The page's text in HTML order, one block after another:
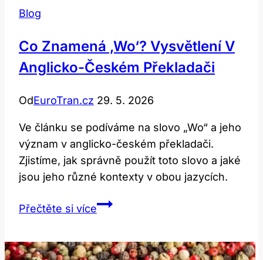
Blog
Co Znamená ‚Wo‘? Vysvětlení V
Anglicko-Českém Překladači
OdEuroTran.cz 29. 5. 2026
Ve článku se podíváme na slovo „Wo“ a jeho
význam v anglicko-českém překladači.
Zjistíme, jak správně použít toto slovo a jaké
jsou jeho různé kontexty v obou jazycích.
Přečtěte si víceCo
Vysvětlení